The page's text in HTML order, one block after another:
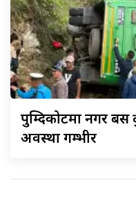
पुम्दिकोटमानगर बस
अवस्था गम्भीर